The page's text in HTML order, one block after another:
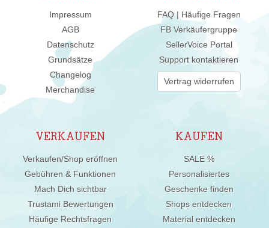
Impressum
AGB
Datenschutz
Grundsätze
Changelog
Merchandise
FAQ | Häufige Fragen
FB Verkäufergruppe
SellerVoice Portal
Support kontaktieren
Vertrag widerrufen
VERKAUFEN
Verkaufen/Shop eröffnen
Gebühren & Funktionen
Mach Dich sichtbar
Trustami Bewertungen
Häufige Rechtsfragen
KAUFEN
SALE %
Personalisiertes
Geschenke finden
Shops entdecken
Material entdecken